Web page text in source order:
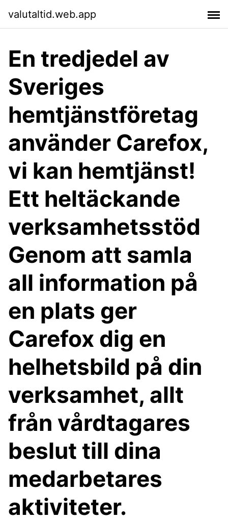
valutaltid.web.app
En tredjedel av
Sveriges
hemtjänstföretag
använder Carefox,
vi kan hemtjänst!
Ett heltäckande
verksamhetsstöd
Genom att samla
all information på
en plats ger
Carefox dig en
helhetsbild på din
verksamhet, allt
från vårdtagares
beslut till dina
medarbetares
aktiviteter.